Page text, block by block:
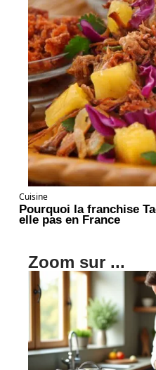
Cuisine
Pourquoi la franchise
elle pas en France
Zoom sur ...